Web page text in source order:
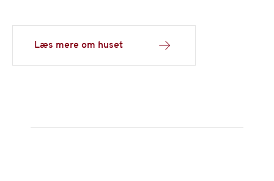
Læs mere om huset